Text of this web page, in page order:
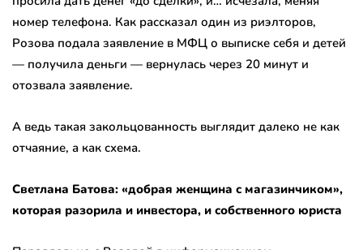
номер телефона. Как рассказал один из риэлторов,
Розова подала заявление в МФЦ о выписке себя и детей
— получила деньги — вернулась через 20 минут и
отозвала заявление.
А ведь такая закольцованность выглядит далеко не как
отчаяние, а как схема.
Светлана Батова: «добрая женщина с магазинчиком»,
которая разорила и инвестора, и собственного юриста